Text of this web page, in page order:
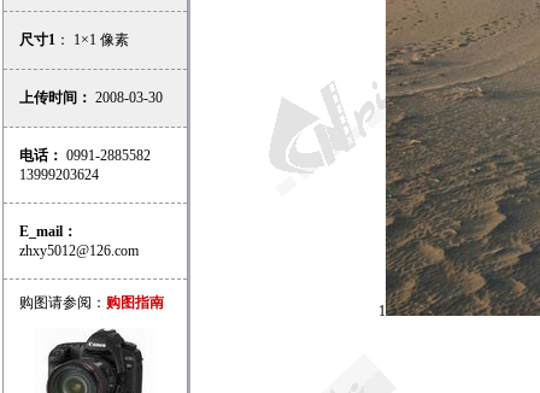
尺寸1 ： 1×1 像素
上传时间： 2008-03-30
电话： 0991-2885582
13999203624
E_mail：
zhxy5012@126.com
购图请参阅： 购图指南 1